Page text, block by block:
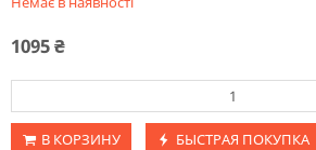
1095₴
В КОРЗИНУ
БЫСТРАЯ ПОКУПКА